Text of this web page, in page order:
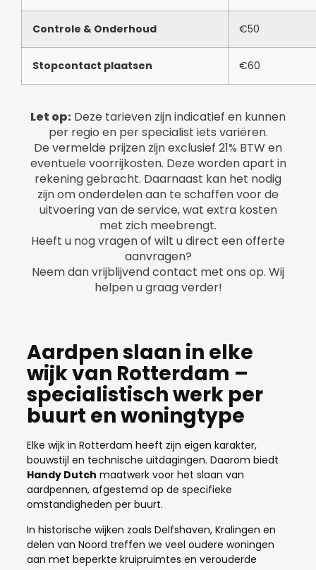
Controle & Onderhoud €50
Stopcontact plaatsen €60
Let op: Deze tarieven zijn indicatief en kunnen
per regio en per specialist iets variëren.
De vermelde prijzen zijn exclusief 21% BTW en
eventuele voorrijkosten. Deze worden apart in
rekening gebracht. Daarnaast kan het nodig
zijn om onderdelen aan te schaffen voor de
uitvoering van de service, wat extra kosten
met zich meebrengt.
Heeft u nog vragen of wilt u direct een offerte
aanvragen?
Neem dan vrijblijvend contact met ons op. Wij
helpen u graag verder!
Aardpen slaan in elke
wijk van Rotterdam –
specialistisch werk per
buurt en woningtype
Elke wijk in Rotterdam heeft zijn eigen karakter,
bouwstijl en technische uitdagingen. Daarom biedt
Handy Dutch maatwerk voor het slaan van
aardpennen, afgestemd op de specifieke
omstandigheden per buurt.
In historische wijken zoals Delfshaven, Kralingen en
delen van Noord treffen we veel oudere woningen
aan met beperkte kruipruimtes en verouderde